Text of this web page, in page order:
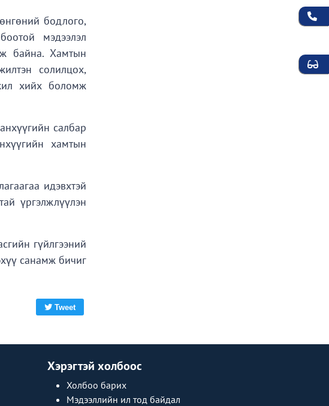
бодлого,
мэдээлэл
байна. Хамтын
солилцох,
хийх боломж
салбар
хамтын
идэвхтэй
үргэлжлүүлэн
гүйлгээний
санамж бичиг
Tweet
Хэрэгтэй холбоос
Холбоо барих
Мэдээллийн ил тод байдал